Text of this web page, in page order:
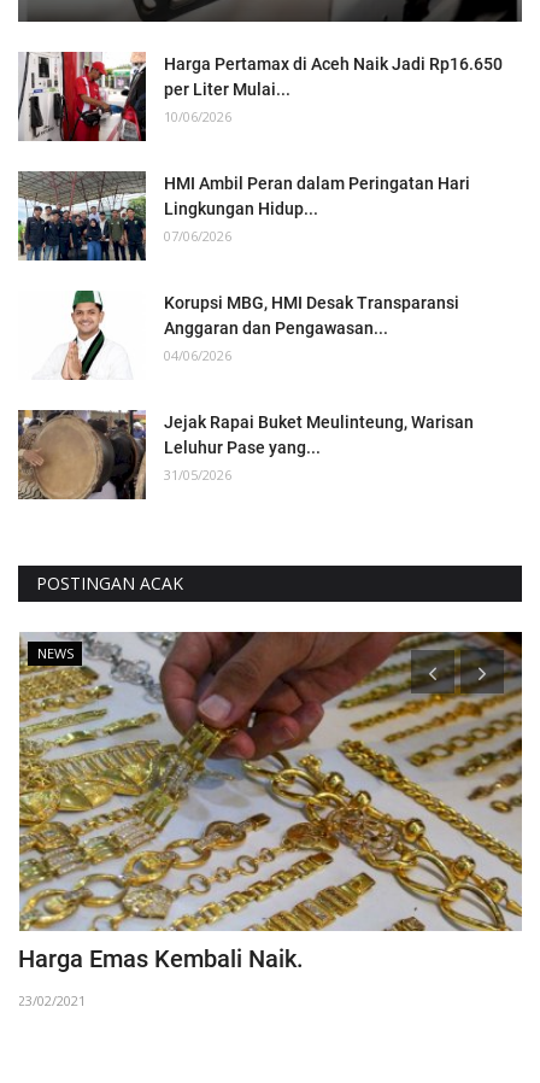
Harga Pertamax di Aceh Naik Jadi Rp16.650
per Liter Mulai...
10/06/2026
HMI Ambil Peran dalam Peringatan Hari
Lingkungan Hidup...
07/06/2026
Korupsi MBG, HMI Desak Transparansi
Anggaran dan Pengawasan...
04/06/2026
Jejak Rapai Buket Meulinteung, Warisan
Leluhur Pase yang...
31/05/2026
POSTINGAN ACAK
NEWS
Harga Emas Kembali Naik.
23/02/2021